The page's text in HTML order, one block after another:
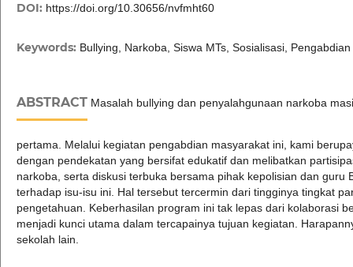
DOI: https://doi.org/10.30656/nvfmht60
Keywords: Bullying, Narkoba, Siswa MTs, Sosialisasi,
ABSTRACTMasalah bullying dan penyalahgunaan narkoba
pertama. Melalui kegiatan pengabdian masyarakat ini, kami
dengan pendekatan yang bersifat edukatif dan melibatkan
narkoba, serta diskusi terbuka bersama pihak kepolisian dan
terhadap isu-isu ini. Hal tersebut tercermin dari tingginya tingkat
pengetahuan. Keberhasilan program ini tak lepas dari kolaborasi
menjadi kunci utama dalam tercapainya tujuan kegiatan.
sekolah lain.